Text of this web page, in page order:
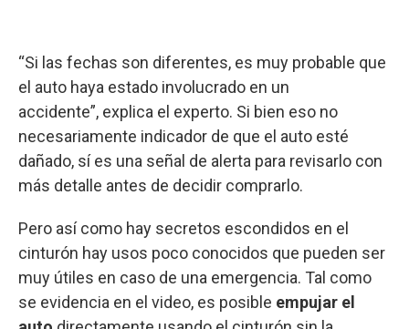
“Si las fechas son diferentes, es muy probable que
el auto haya estado involucrado en un
accidente”, explica el experto. Si bien eso no
necesariamente indicador de que el auto esté
dañado, sí es una señal de alerta para revisarlo con
más detalle antes de decidir comprarlo.
Pero así como hay secretos escondidos en el
cinturón hay usos poco conocidos que pueden ser
muy útiles en caso de una emergencia. Tal como
se evidencia en el video, es posible empujar el